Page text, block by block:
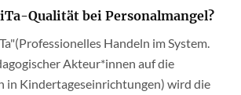
Qualität bei Personalmangel?
Handeln im System.
Akteur*innen auf die
in Kindertageseinrichtungen) wird die